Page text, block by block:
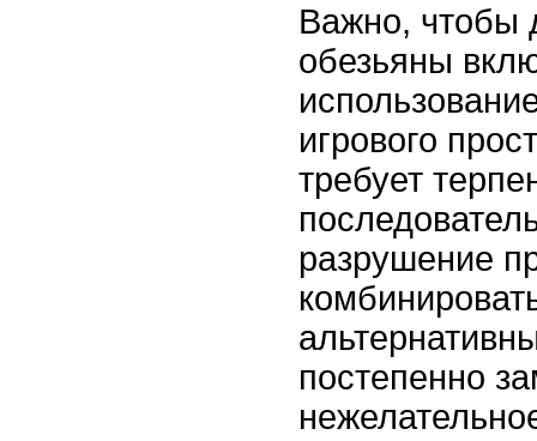
Важно, чтобы
обезьяны
игрового
требует
разрушение
постепенно